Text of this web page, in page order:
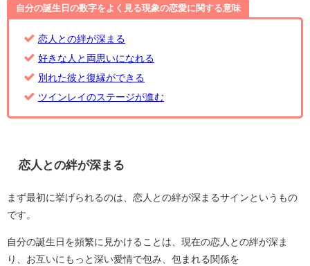
自分の誕生日の数字をよく見る現象の恋愛に関する意味
恋人との絆が深まる
好きな人と両思いになれる
別れた彼と復縁ができる
ツインレイのステージが進む
恋人との絆が深まる
まず最初に挙げられるのは、恋人との絆が深まるサインというもの
です。
自分の誕生日を頻繁に見かけることは、現在の恋人との絆が深ま
り、お互いにもっと深い愛情で包み、包まれる関係を